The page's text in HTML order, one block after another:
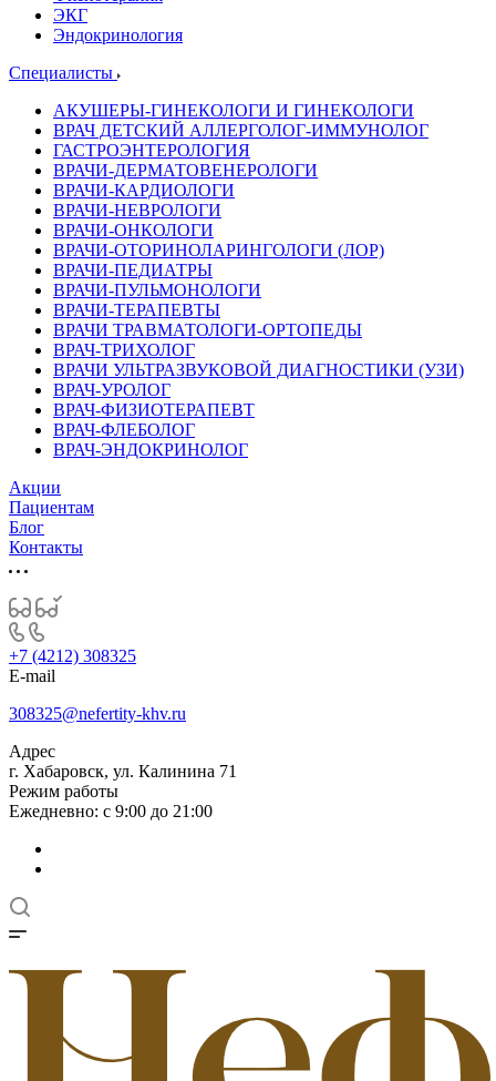
ЭКГ
Эндокринология
Специалисты
АКУШЕРЫ-ГИНЕКОЛОГИ И ГИНЕКОЛОГИ
ВРАЧ ДЕТСКИЙ АЛЛЕРГОЛОГ-ИММУНОЛОГ
ГАСТРОЭНТЕРОЛОГИЯ
ВРАЧИ-ДЕРМАТОВЕНЕРОЛОГИ
ВРАЧИ-КАРДИОЛОГИ
ВРАЧИ-НЕВРОЛОГИ
ВРАЧИ-ОНКОЛОГИ
ВРАЧИ-ОТОРИНОЛАРИНГОЛОГИ (ЛОР)
ВРАЧИ-ПЕДИАТРЫ
ВРАЧИ-ПУЛЬМОНОЛОГИ
ВРАЧИ-ТЕРАПЕВТЫ
ВРАЧИ ТРАВМАТОЛОГИ-ОРТОПЕДЫ
ВРАЧ-ТРИХОЛОГ
ВРАЧИ УЛЬТРАЗВУКОВОЙ ДИАГНОСТИКИ (УЗИ)
ВРАЧ-УРОЛОГ
ВРАЧ-ФИЗИОТЕРАПЕВТ
ВРАЧ-ФЛЕБОЛОГ
ВРАЧ-ЭНДОКРИНОЛОГ
Акции
Пациентам
Блог
Контакты
+7 (4212) 308325
E-mail
308325@nefertity-khv.ru
Адрес
г. Хабаровск, ул. Калинина 71
Режим работы
Ежедневно: с 9:00 до 21:00